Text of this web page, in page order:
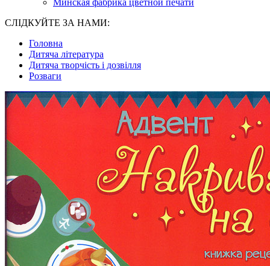
Минская фабрика цветной печати
СЛІДКУЙТЕ ЗА НАМИ:
Головна
Дитяча література
Дитяча творчість і дозвілля
Розваги